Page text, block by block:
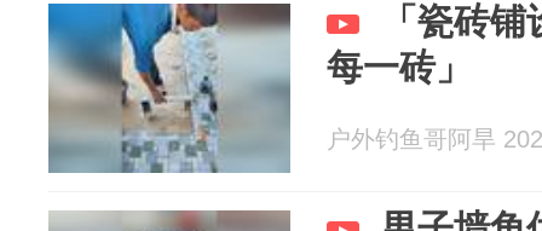
「瓷砖
每一砖」
户外钓鱼哥阿旱